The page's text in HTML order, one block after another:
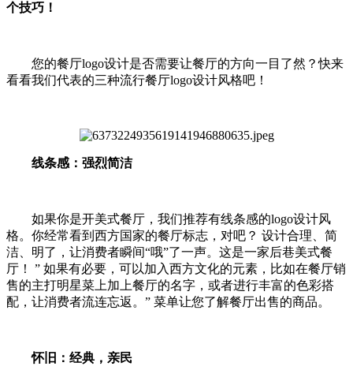
个技巧！
您的餐厅logo设计是否需要让餐厅的方向一目了然？快来
看看我们代表的三种流行餐厅logo设计风格吧！
线条感：强烈简洁
如果你是开美式餐厅，我们推荐有线条感的logo设计风
格。你经常看到西方国家的餐厅标志，对吧？ 设计合理、简
洁、明了，让消费者瞬间“哦”了一声。这是一家后巷美式餐
厅！ ” 如果有必要，可以加入西方文化的元素，比如在餐厅销
售的主打明星菜上加上餐厅的名字，或者进行丰富的色彩搭
配，让消费者流连忘返。” 菜单让您了解餐厅出售的商品。
怀旧：经典，亲民